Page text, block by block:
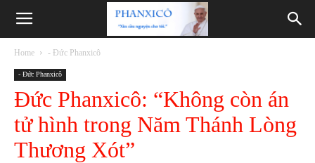
Phanxicô
Home - Đức Phanxicô
- Đức Phanxicô
Đức Phanxicô: “Không còn án
tử hình trong Năm Thánh Lòng
Thương Xót”